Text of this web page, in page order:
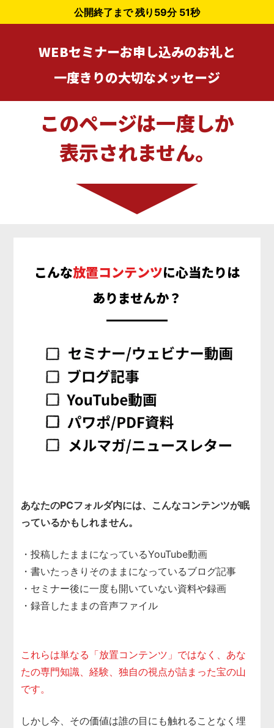
公開終了まで 残り 59分 49秒
WEBセミナーお申し込みのお礼と
一度きりの大切なメッセージ
このページは一度しか
表示されません。
こんな放置コンテンツに心当たりは
ありませんか？
あなたのPCフォルダ内には、こんなコンテンツが眠
っているかもしれません。
・投稿したままになっているYouTube動画
・書いたっきりそのままになっているブログ記事
・セミナー後に一度も開いていない資料や録画
・録音したままの音声ファイル
これらは単なる「放置コンテンツ」ではなく、あな
たの専門知識、経験、独自の視点が詰まった宝の山
です。
しかし今、その価値は誰の目にも触れることなく埋